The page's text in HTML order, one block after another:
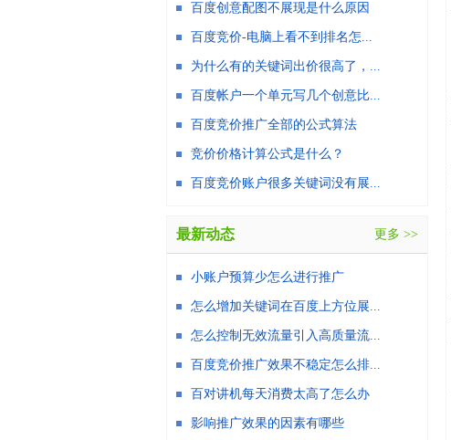
百度创意配图不展现是什么原因
百度竞价-电脑上看不到排名怎...
为什么有的关键词出价很高了，...
百度帐户一个单元写几个创意比...
百度竞价推广全部的公式算法
竞价价格计算公式是什么？
百度竞价账户很多关键词没有展...
最新动态 更多 >>
小账户预算少怎么进行推广
怎么增加关键词在百度上方位展...
怎么控制无效流量引入高质量流...
百度竞价推广效果不稳定怎么排...
百对讲机每天消费太高了怎么办
影响推广效果的因素有哪些